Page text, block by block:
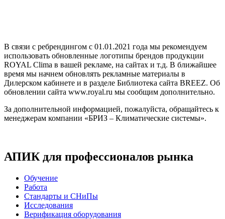
В связи с ребрендингом с 01.01.2021 года мы рекомендуем
использовать обновленные логотипы брендов продукции
ROYAL Clima в вашей рекламе, на сайтах и т.д. В ближайшее
время мы начнем обновлять рекламные материалы в
Дилерском кабинете и в разделе Библиотека сайта BREEZ. Об
обновлении сайта www.royal.ru мы сообщим дополнительно.
За дополнительной информацией, пожалуйста, обращайтесь к
менеджерам компании «БРИЗ – Климатические системы».
АПИК для профессионалов рынка
Обучение
Работа
Стандарты и СНиПы
Исследования
Верификация оборудования